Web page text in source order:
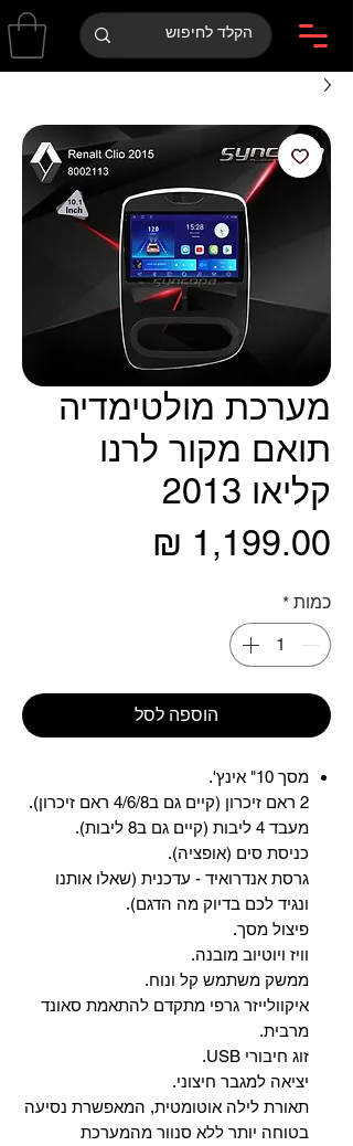
מערכת מולטימדיה
תואם מקור לרנו
קליאו 2013
כמות *
הוספה לסל
מסך 10" אינץ'.
2 ראם זיכרון (קיים גם ב4/6/8 ראם זיכרון).
מעבד 4 ליבות (קיים גם ב8 ליבות).
כניסת סים (אופציה).
גרסת אנדרואיד - עדכנית (שאלו אותנו
ונגיד לכם בדיוק מה הדגם).
פיצול מסך.
וויז ויוטיוב מובנה.
ממשק משתמש קל ונוח.
איקוולייזר גרפי מתקדם להתאמת סאונד
מרבית.
זוג חיבורי USB.
יציאה למגבר חיצוני.
תאורת לילה אוטומטית, המאפשרת נסיעה
בטוחה יותר ללא סנוור מהמערכת